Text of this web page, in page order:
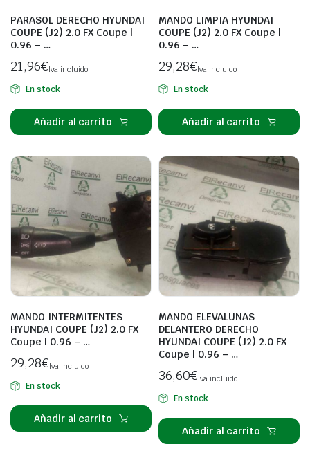
PARASOL DERECHO HYUNDAI
COUPE (J2) 2.0 FX Coupe |
0.96 – …
21,96€Iva incluido
En stock
Añadir al carrito
MANDO LIMPIA HYUNDAI
COUPE (J2) 2.0 FX Coupe |
0.96 – …
29,28€Iva incluido
En stock
Añadir al carrito
MANDO INTERMITENTES
HYUNDAI COUPE (J2) 2.0 FX
Coupe | 0.96 – …
29,28€Iva incluido
En stock
Añadir al carrito
MANDO ELEVALUNAS
DELANTERO DERECHO
HYUNDAI COUPE (J2) 2.0 FX
Coupe | 0.96 – …
36,60€Iva incluido
En stock
Añadir al carrito